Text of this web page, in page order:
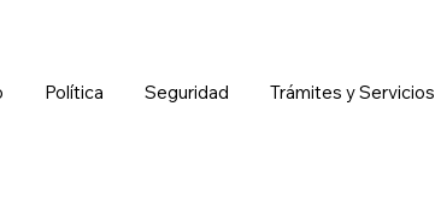
Política Seguridad Trámites y Servicios